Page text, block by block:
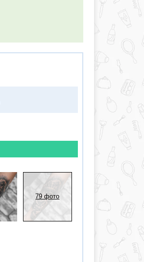
79 фото